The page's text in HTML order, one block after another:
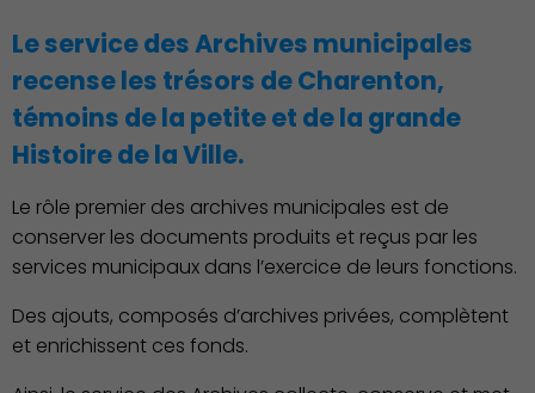
Action Sociale Solidarité
Le service des Archives municipales
recense les trésors de Charenton,
témoins de la petite et de la grande
Histoire de la Ville.
Le rôle premier des archives municipales est de
conserver les documents produits et reçus par les
services municipaux dans l’exercice de leurs fonctions.
Des ajouts, composés d’archives privées, complètent
et enrichissent ces fonds.